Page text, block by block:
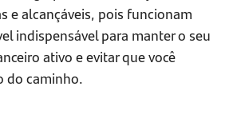
e alcançáveis, pois funcionam
indispensável para manter o seu
ativo e evitar que você
do caminho.